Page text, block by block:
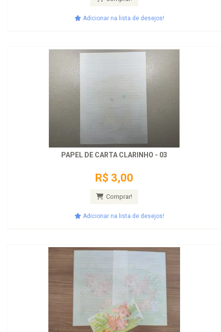
Adicionar na lista de desejos!
PAPEL DE CARTA CLARINHO - 03
R$ 3,00
Comprar!
Adicionar na lista de desejos!